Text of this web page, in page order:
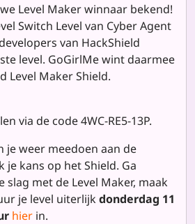
Level Maker winnaar bekend!
Switch Level van Cyber Agent
van HackShield
level. GoGirlMe wint daarmee
Level Maker Shield.
via de code 4WC-RE5-13P.
je weer meedoen aan de
je kans op het Shield. Ga
slag met de Level Maker, maak
je level uiterlijk donderdag 11
hier in.